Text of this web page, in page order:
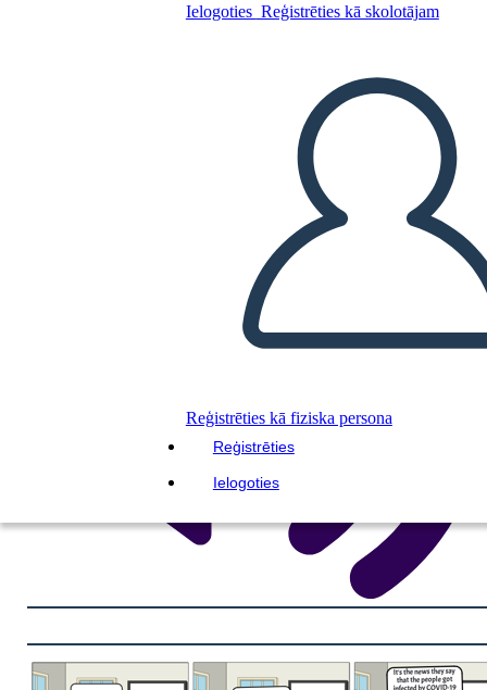
Ielogoties Reģistrēties kā skolotājam
Reģistrēties kā fiziska persona
Reģistrēties
Ielogoties
ATSKAŅOT SLAIDRĀDI
IZLASI MAN